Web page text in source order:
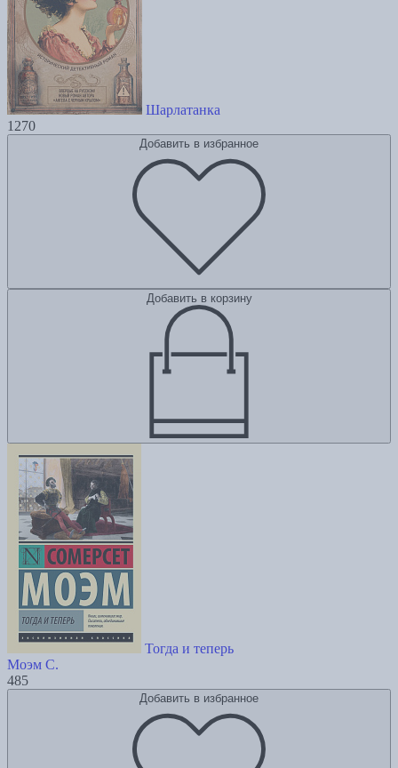
Шарлатанка
1270
Добавить в избранное
Добавить в корзину
Тогда и теперь
Моэм С.
485
Добавить в избранное